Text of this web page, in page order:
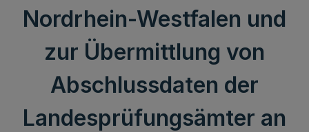
Nordrhein-Westfalen und
zur Übermittlung von
Abschlussdaten der
Landesprüfungsämter an